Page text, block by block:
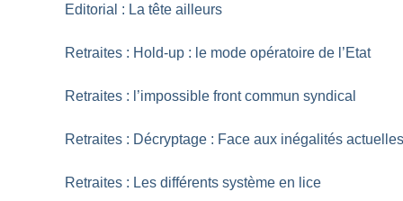
Editorial : La tête ailleurs
Retraites : Hold-up : le mode opératoire de l’Etat
Retraites : l’impossible front commun syndical
Retraites : Décryptage : Face aux inégalités
Retraites : Les différents système en lice